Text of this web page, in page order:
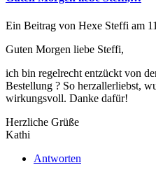
Ein Beitrag von Hexe Steffi am
Guten Morgen liebe Steffi,
ich bin regelrecht entzückt von
Bestellung ? So herzallerliebst,
wirkungsvoll. Danke dafür!
Herzliche Grüße
Kathi
Antworten